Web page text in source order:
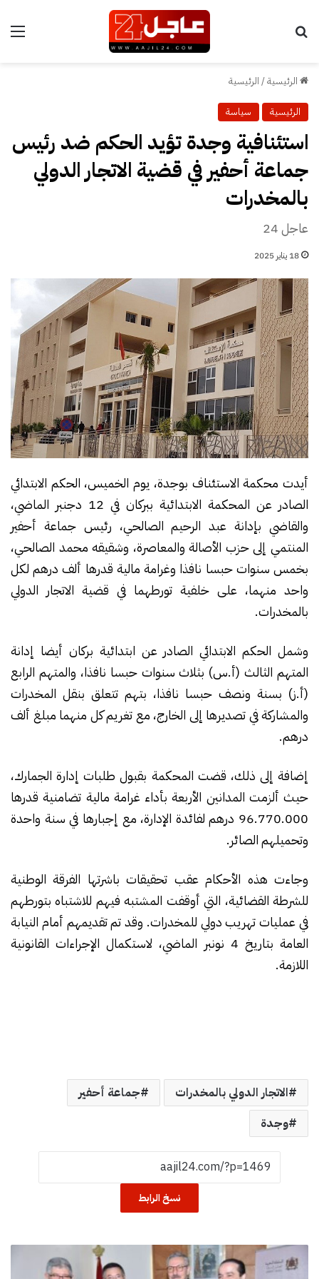
الرئيسية/ الرئيسية
الرئيسية سياسة
استئنافية وجدة تؤيد الحكم ضد رئيس
جماعة أحفير في قضية الاتجار الدولي
بالمخدرات
عاجل 24
18 يناير 2025
أيدت محكمة الاستئناف بوجدة، يوم الخميس، الحكم الابتدائي
الصادر عن المحكمة الابتدائية ببركان في 12 دجنبر الماضي،
والقاضي بإدانة عبد الرحيم الصالحي، رئيس جماعة أحفير
المنتمي إلى حزب الأصالة والمعاصرة، وشقيقه محمد الصالحي،
بخمس سنوات حبسا نافذا وغرامة مالية قدرها ألف درهم لكل
واحد منهما، على خلفية تورطهما في قضية الاتجار الدولي
بالمخدرات.
وشمل الحكم الابتدائي الصادر عن ابتدائية بركان أيضا إدانة
المتهم الثالث (أ.س) بثلاث سنوات حبسا نافذا، والمتهم الرابع
(أ.ز) بسنة ونصف حبسا نافذا، بتهم تتعلق بنقل المخدرات
والمشاركة في تصديرها إلى الخارج، مع تغريم كل منهما مبلغ ألف
درهم.
إضافة إلى ذلك، قضت المحكمة بقبول طلبات إدارة الجمارك،
حيث ألزمت المدانين الأربعة بأداء غرامة مالية تضامنية قدرها
96.770.000 درهم لفائدة الإدارة، مع إجبارها في سنة واحدة
وتحميلهم الصائر.
وجاءت هذه الأحكام عقب تحقيقات باشرتها الفرقة الوطنية
للشرطة القضائية، التي أوقفت المشتبه فيهم للاشتباه بتورطهم
في عمليات تهريب دولي للمخدرات. وقد تم تقديمهم أمام النيابة
العامة بتاريخ 4 نونبر الماضي، لاستكمال الإجراءات القانونية
اللازمة.
الاتجار الدولي بالمخدرات
جماعة أحفير
وجدة
نسخ الرابط